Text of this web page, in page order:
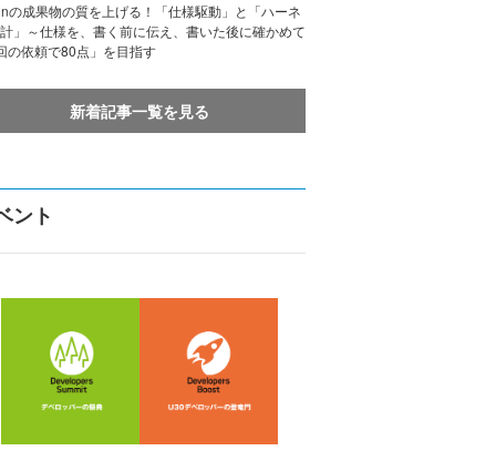
の成果物の質を上げる！「仕様駆動」と「ハーネ
」～仕様を、書く前に伝え、書いた後に確かめて
の依頼で80点」を目指す
新着記事一覧を見る
ント